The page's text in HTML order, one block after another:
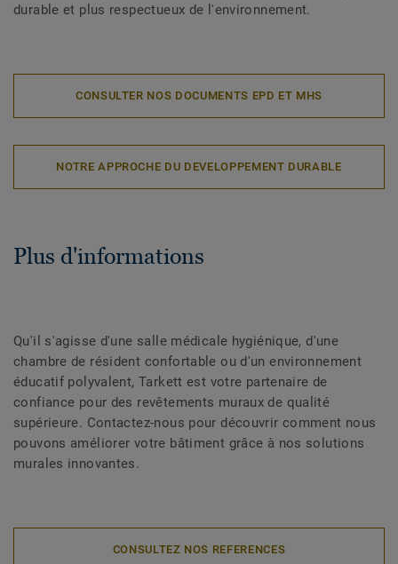
durable et plus respectueux de l'environnement.
CONSULTER NOS DOCUMENTS EPD ET MHS
NOTRE APPROCHE DU DEVELOPPEMENT DURABLE
Plus d'informations
Qu'il s'agisse d'une salle médicale hygiénique, d'une
chambre de résident confortable ou d'un environnement
éducatif polyvalent, Tarkett est votre partenaire de
confiance pour des revêtements muraux de qualité
supérieure. Contactez-nous pour découvrir comment nous
pouvons améliorer votre bâtiment grâce à nos solutions
murales innovantes.
CONSULTEZ NOS REFERENCES